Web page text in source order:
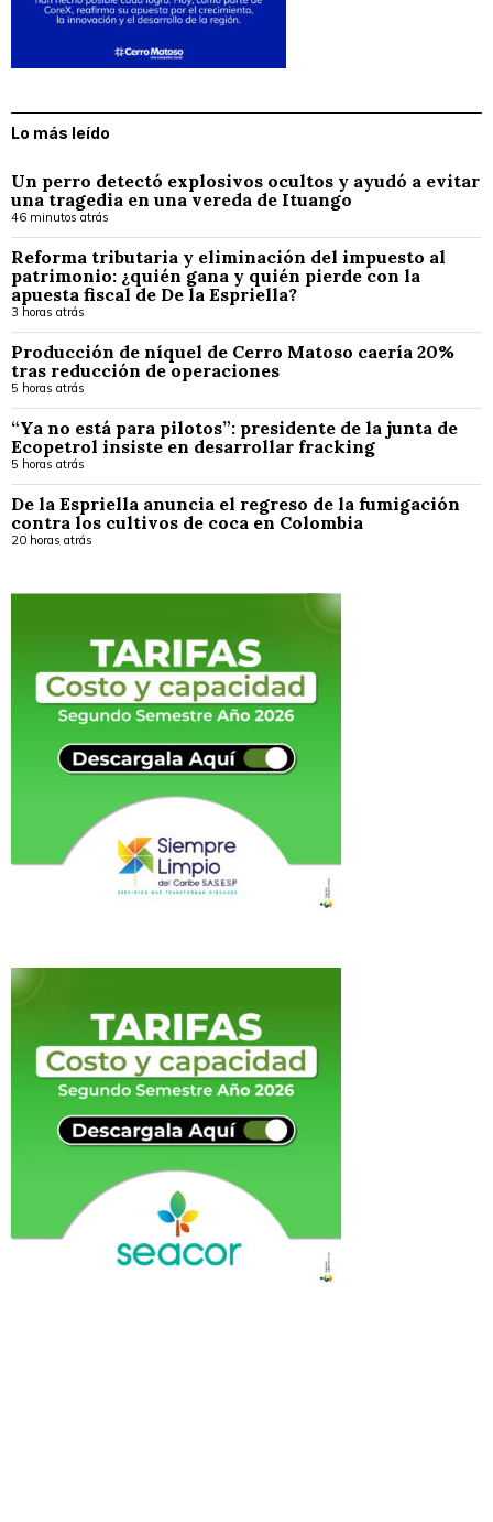
Lo más leído
Un perro detectó explosivos ocultos y ayudó a evitar
una tragedia en una vereda de Ituango
46 minutos atrás
Reforma tributaria y eliminación del impuesto al
patrimonio: ¿quién gana y quién pierde con la
apuesta fiscal de De la Espriella?
3 horas atrás
Producción de níquel de Cerro Matoso caería 20%
tras reducción de operaciones
5 horas atrás
“Ya no está para pilotos”: presidente de la junta de
Ecopetrol insiste en desarrollar fracking
5 horas atrás
De la Espriella anuncia el regreso de la fumigación
contra los cultivos de coca en Colombia
20 horas atrás